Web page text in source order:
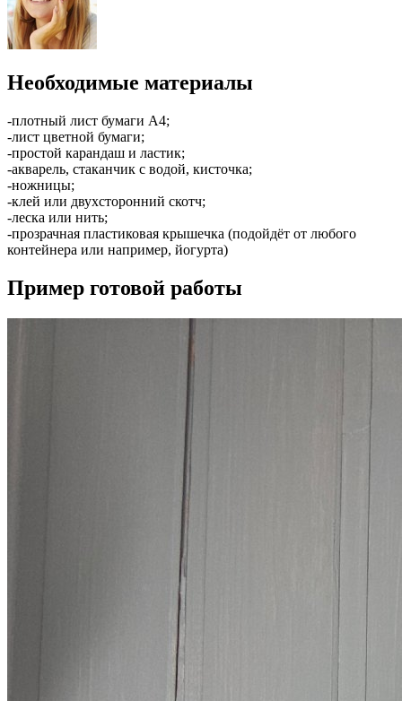
Необходимые материалы
-плотный лист бумаги А4;
-лист цветной бумаги;
-простой карандаш и ластик;
-акварель, стаканчик с водой, кисточка;
-ножницы;
-клей или двухсторонний скотч;
-леска или нить;
-прозрачная пластиковая крышечка (подойдёт от любого
контейнера или например, йогурта)
Пример готовой работы